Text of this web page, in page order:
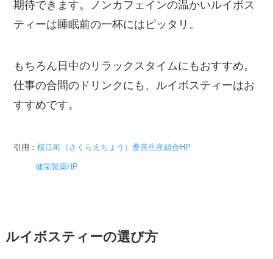
期待できます。ノンカフェインの温かいルイボス
ティーは睡眠前の一杯にはピッタリ。
もちろん日中のリラックスタイムにもおすすめ。
仕事の合間のドリンクにも、ルイボスティーはお
すすめです。
引用：桜江町（さくらえちょう）桑茶生産組合HP
健栄製薬HP
ルイボスティーの選び方